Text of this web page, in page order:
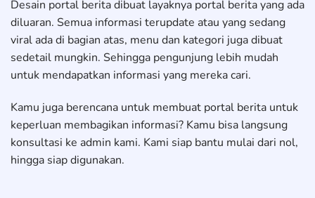
Desain portal berita dibuat layaknya portal berita yang ada
diluaran. Semua informasi terupdate atau yang sedang
viral ada di bagian atas, menu dan kategori juga dibuat
sedetail mungkin. Sehingga pengunjung lebih mudah
untuk mendapatkan informasi yang mereka cari.
Kamu juga berencana untuk membuat portal berita untuk
keperluan membagikan informasi? Kamu bisa langsung
konsultasi ke admin kami. Kami siap bantu mulai dari nol,
hingga siap digunakan.